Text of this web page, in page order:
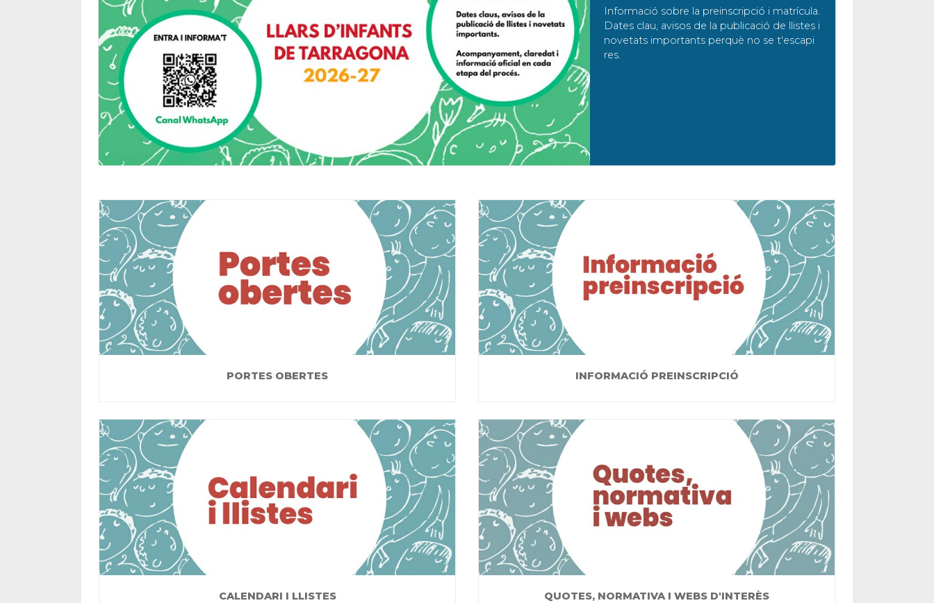
Informació sobre la preinscripció i matrícula.
Dates clau, avisos de la publicació de llistes i
novetats importants perquè no se t'escapi
res.
PORTES OBERTES INFORMACIÓ PREINSCRIPCIÓ
CALENDARI I LLISTES QUOTES, NORMATIVA I WEBS D'INTERÈS